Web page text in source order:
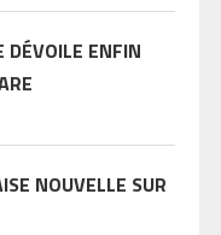
DÉVOILE ENFIN
NOUVELLE SUR